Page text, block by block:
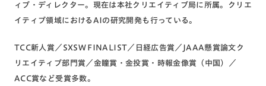
ィブ・ディレクター。現在は本社クリエイティブ局に所属。クリエ
イティブ領域におけるAIの研究開発も行っている。
TCC新人賞／SXSW FINALIST／日経広告賞／JAAA懸賞論文ク
リエイティブ部門賞／金瞳賞・金投賞・時報金像賞（中国）／
ACC賞など受賞多数。